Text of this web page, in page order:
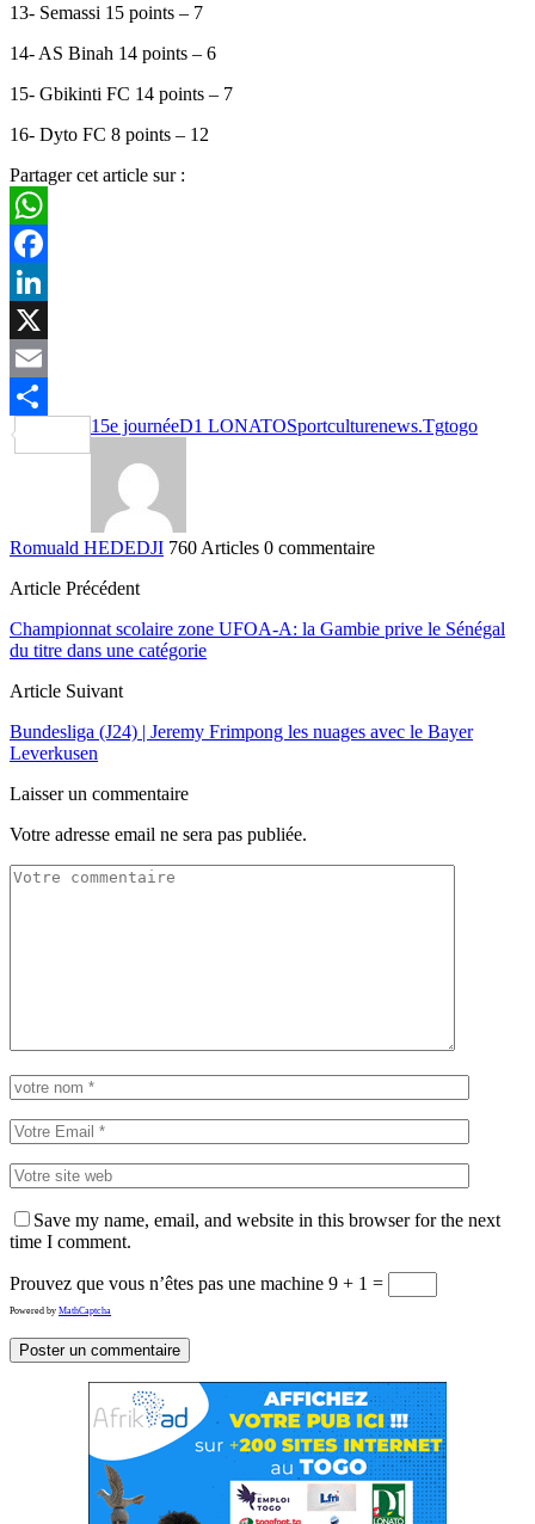
13- Semassi 15 points – 7
14- AS Binah 14 points – 6
15- Gbikinti FC 14 points – 7
16- Dyto FC 8 points – 12
Partager cet article sur :
WhatsApp
Facebook
LinkedIn
X
Email
Partager
15e journéeD1 LONATOSportculturenews.Tgtogo
Romuald HEDEDJI 760 Articles 0 commentaire
Article Précédent
Championnat scolaire zone UFOA-A: la Gambie prive le Sénégal
du titre dans une catégorie
Article Suivant
Bundesliga (J24) | Jeremy Frimpong les nuages avec le Bayer
Leverkusen
Laisser un commentaire
Votre adresse email ne sera pas publiée.
Save my name, email, and website in this browser for the next
time I comment.
Prouvez que vous n’êtes pas une machine 9 + 1 =
Powered by MathCaptcha